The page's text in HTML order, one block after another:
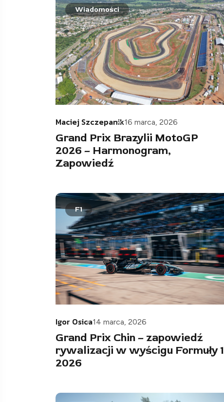
Wiadomości
Maciej Szczepanik16 marca, 2026
Grand Prix Brazylii MotoGP
2026 – Harmonogram,
Zapowiedź
F1
Igor Osica14 marca, 2026
Grand Prix Chin – zapowiedź
rywalizacji w wyścigu Formuły 1
2026